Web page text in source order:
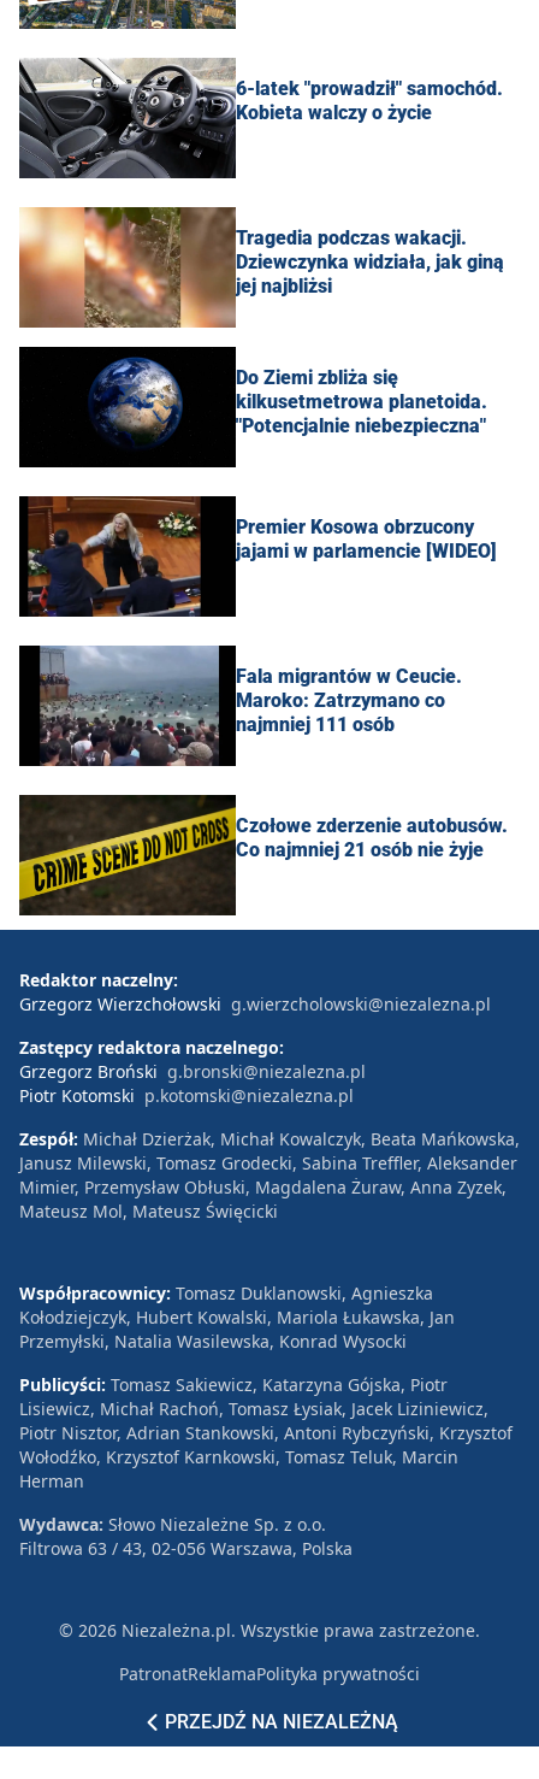
6-latek "prowadził" samochód.
Kobieta walczy o życie
Tragedia podczas wakacji.
Dziewczynka widziała, jak giną
jej najbliżsi
Do Ziemi zbliża się
kilkusetmetrowa planetoida.
"Potencjalnie niebezpieczna"
Premier Kosowa obrzucony
jajami w parlamencie [WIDEO]
Fala migrantów w Ceucie.
Maroko: Zatrzymano co
najmniej 111 osób
Czołowe zderzenie autobusów.
Co najmniej 21 osób nie żyje
PRZEJDŹ NA NIEZALEŻNĄ
Redaktor naczelny:
Grzegorz Wierzchołowski g.wierzcholowski@niezalezna.pl
Zastępcy redaktora naczelnego:
Grzegorz Broński g.bronski@niezalezna.pl
Piotr Kotomski p.kotomski@niezalezna.pl
Zespół: Michał Dzierżak, Michał Kowalczyk, Beata Mańkowska,
Janusz Milewski, Tomasz Grodecki, Sabina Treffler, Aleksander
Mimier, Przemysław Obłuski, Magdalena Żuraw, Anna Zyzek,
Mateusz Mol, Mateusz Święcicki
Współpracownicy: Tomasz Duklanowski, Agnieszka
Kołodziejczyk, Hubert Kowalski, Mariola Łukawska, Jan
Przemyłski, Natalia Wasilewska, Konrad Wysocki
Publicyści: Tomasz Sakiewicz, Katarzyna Gójska, Piotr
Lisiewicz, Michał Rachoń, Tomasz Łysiak, Jacek Liziniewicz,
Piotr Nisztor, Adrian Stankowski, Antoni Rybczyński, Krzysztof
Wołodźko, Krzysztof Karnkowski, Tomasz Teluk, Marcin
Herman
Wydawca: Słowo Niezależne Sp. z o.o.
Filtrowa 63 / 43, 02-056 Warszawa, Polska
© 2026 Niezależna.pl. Wszystkie prawa zastrzeżone.
PatronatReklamaPolityka prywatności